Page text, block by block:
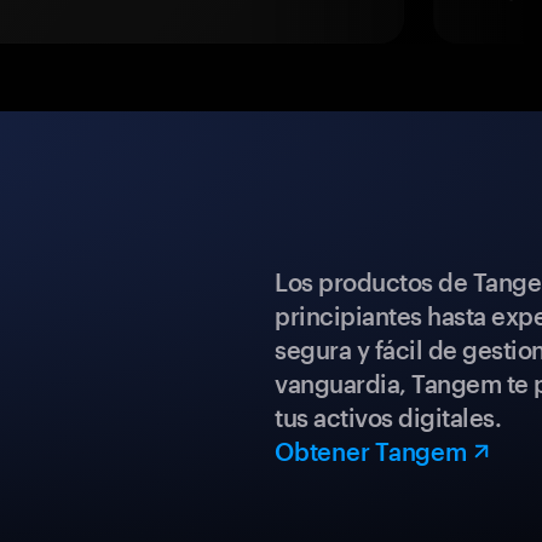
Los productos de
principiantes hasta
segura y fácil de
vanguardia, Tangem
tus activos digitales.
Obtener Tangem